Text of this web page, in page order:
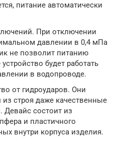
питание автоматически
При отключении
давлении в 0,4 мПа
не позволит питанию
будет работать
в водопроводе.
от гидроударов. Они
строя даже качественные
Девайс состоит из
и пластичного
внутри корпуса изделия.